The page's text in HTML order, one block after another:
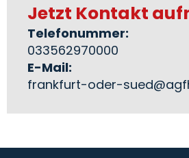
Jetzt Kontakt
Telefonummer:
033562970000
E-Mail:
frankfurt-oder-